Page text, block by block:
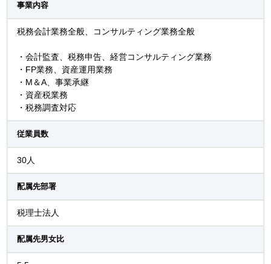
事業内容
税務会計業務全般、コンサルティング業務全般
・会計監査、税務申告、経営コンサルティング業務
・FP業務、資産運用業務
・M＆A、事業承継
・資産税業務
・税務調査対応
従業員数
30人
配属先部署
税理士法人
配属先男女比